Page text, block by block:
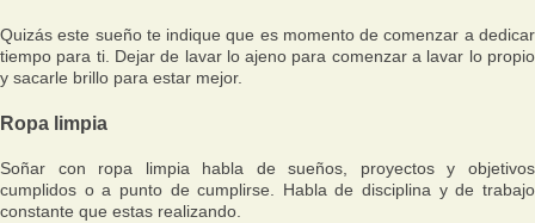
Quizás este sueño te indique que es momento de comenzar a dedicar
tiempo para ti. Dejar de lavar lo ajeno para comenzar a lavar lo propio
y sacarle brillo para estar mejor.
Ropa limpia
Soñar con ropa limpia habla de sueños, proyectos y objetivos
cumplidos o a punto de cumplirse. Habla de disciplina y de trabajo
constante que estas realizando.